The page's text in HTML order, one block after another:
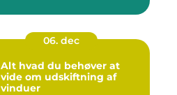
06. dec
Alt hvad du behøver at
vide om udskiftning af
vinduer